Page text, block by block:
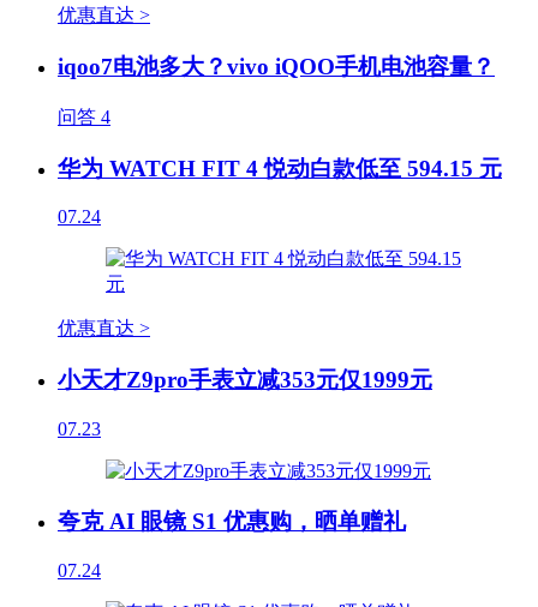
优惠直达 >
iqoo7电池多大？vivo iQOO手机电池容量？
问答 4
华为 WATCH FIT 4 悦动白款低至 594.15 元
07.24
优惠直达 >
小天才Z9pro手表立减353元仅1999元
07.23
夸克 AI 眼镜 S1 优惠购，晒单赠礼
07.24